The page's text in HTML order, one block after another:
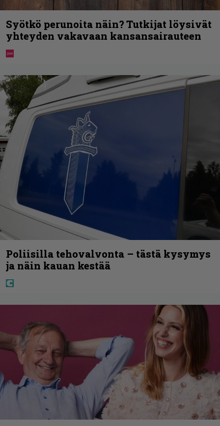
Syötkö perunoita näin? Tutkijat löysivät
yhteyden vakavaan kansansairauteen
Poliisilla tehovalvonta – tästä kysymys
ja näin kauan kestää